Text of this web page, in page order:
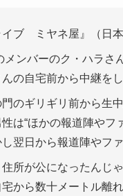
ブ ミヤネ屋』（日
メンバーのク・ハラ
の自宅前から中継を
門のギリギリ前から生
は“ほかの報道陣や
翌日から報道陣やフ
所が公になったんじ
から数十メートル離